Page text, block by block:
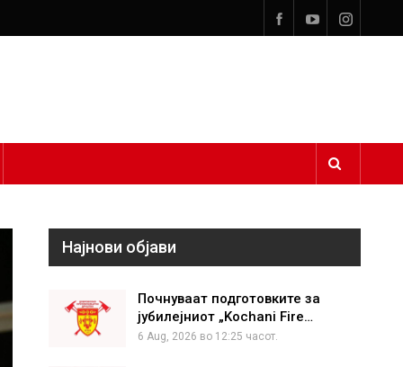
Најнови објави
Почнуваат подготовките за
јубилејниот „Kochani Fire…
6 Aug, 2026 во 12:25 часот.